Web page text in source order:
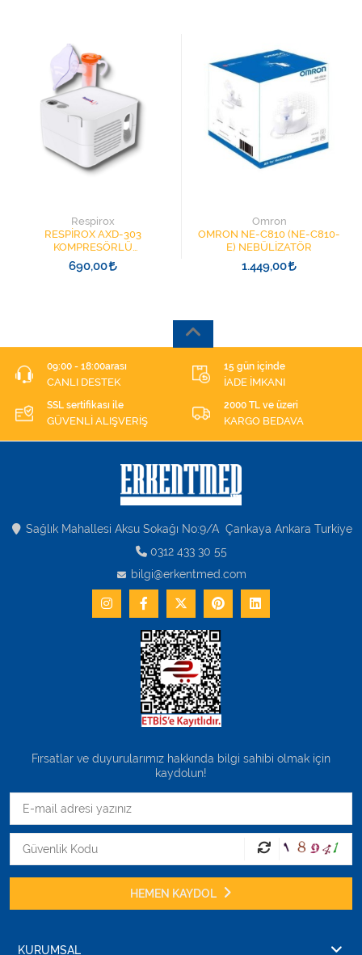
Respirox
RESPİROX AXD-303
KOMPRESÖRLÜ
NEBULİZATÖR
690,00
Omron
OMRON NE-C810 (NE-C810-
E) NEBÜLİZATÖR
1.449,00
09:00 - 18:00arası
CANLI DESTEK
15 gün içinde
İADE İMKANI
SSL sertifikası ile
GÜVENLİ ALIŞVERİŞ
2000 TL ve üzeri
KARGO BEDAVA
Sağlık Mahallesi Aksu Sokağı No:9/A Çankaya Ankara Turkiye
0312 433 30 55
bilgi@erkentmed.com
Fırsatlar ve duyurularımız hakkında bilgi sahibi olmak için
kaydolun!
HEMEN KAYDOL
KURUMSAL